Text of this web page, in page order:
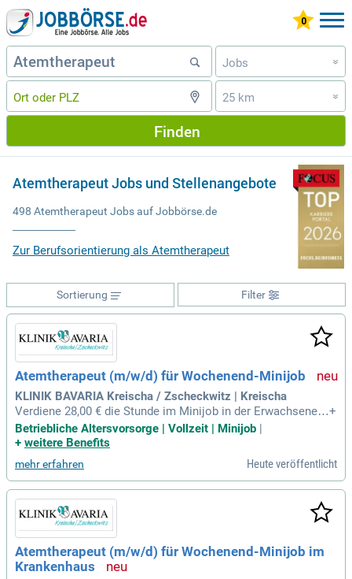
Jobs »
25 km »
Finden
Atemtherapeut Jobs und Stellenangebote
498 Atemtherapeut Jobs auf Jobbörse.de
Zur Berufsorientierung als Atemtherapeut
Filter
Sortierung
Atemtherapeut (m/w/d) für Wochenend-Minijob
KLINIK BAVARIA Kreischa / Zscheckwitz | Kreischa
Verdiene 28,00 € die Stunde im Minijob in der Erwachsenen
klinik Kreischa, Sachsen! Gestalte flexible Einsätze am Woc
henende und kombiniere diesen Job ideal mit deiner Hauptt
hysio- oder Atemtherapie, und profitierst von der Unterstütz
ung eines professionellen Teams. Diese befristete Anstellu
ng bietet dir Sicherheit und eine faire Bezahlung. Deine Arbe
itszeiten kannst du ganz nach Absprache flexibel gestalten.
Konzentriere dich auf das Wesentliche: die Arbeit mit den P
atienten und die Verbesserung ihrer Lebensqualität.
+
Betriebliche Altersvorsorge | Vollzeit | Minijob |
+ weitere Benefits
mehr erfahren Heute veröffentlicht
Atemtherapeut (m/w/d) für Wochenend-Minijob im
Krankenhaus